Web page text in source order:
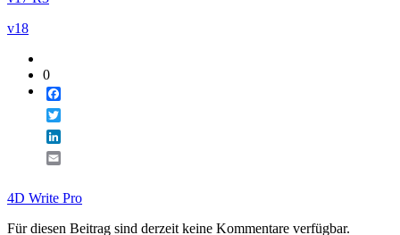
v18
0
4D Write Pro
Für diesen Beitrag sind derzeit keine Kommentare verfügbar.